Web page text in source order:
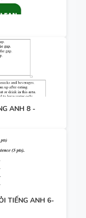
ANH 8 -
TIẾNG ANH 6-